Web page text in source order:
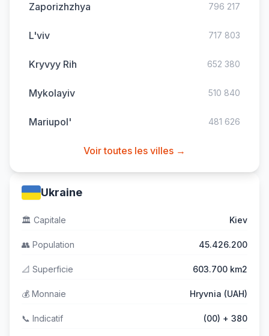
Zaporizhzhya 796 217
L'viv 717 803
Kryvyy Rih 652 380
Mykolayiv 510 840
Mariupol' 481 626
Voir toutes les villes →
Ukraine
🏛️ Capitale Kiev
👥 Population 45.426.200
📐 Superficie 603.700 km2
💰 Monnaie Hryvnia (UAH)
📞 Indicatif (00) + 380